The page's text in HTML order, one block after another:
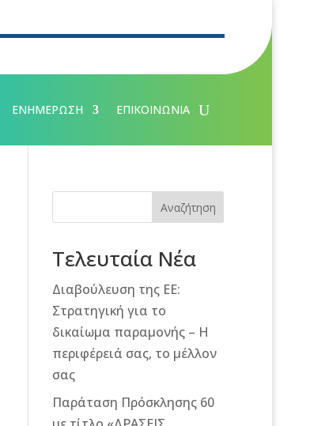
ΕΝΗΜΕΡΩΣΗ ΕΠΙΚΟΙΝΩΝΙΑ
Αναζήτηση
Τελευταία Νέα
Διαβούλευση της ΕΕ:
Στρατηγική για το
δικαίωμα παραμονής – Η
περιφέρειά σας, το μέλλον
σας
Παράταση Πρόσκλησης 60